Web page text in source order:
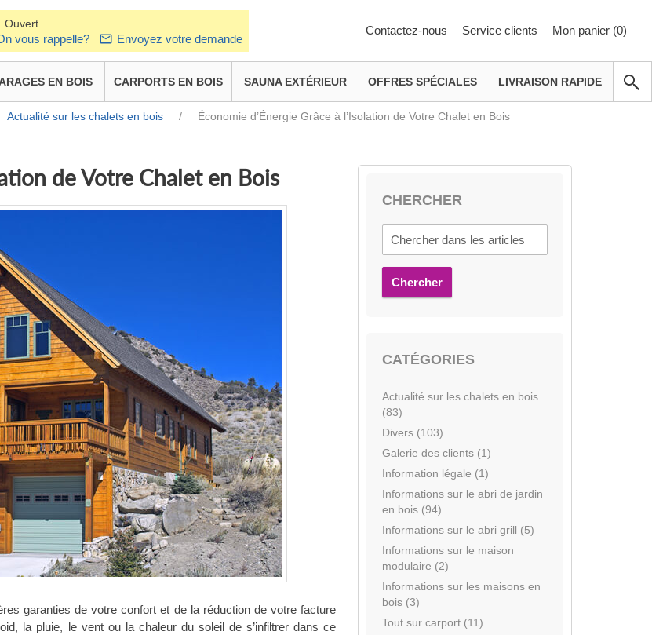
Ouvert
vous rappelle? Envoyez votre demande
Contactez-nous Service clients Mon panier (0)
EN BOIS CARPORTS EN BOIS SAUNA EXTÉRIEUR OFFRES SPÉCIALES LIVRAISON RAPIDE
Actualité sur les chalets en bois / Économie d’Énergie Grâce à l’Isolation de Votre Chalet en Bois
de Votre Chalet en Bois
garanties de votre confort et de la réduction de votre facture
la pluie, le vent ou la chaleur du soleil de s’infiltrer dans ce
CHERCHER
Chercher
CATÉGORIES
Actualité sur les chalets en bois
(83)
Divers (103)
Galerie des clients (1)
Information légale (1)
Informations sur le abri de jardin
en bois (94)
Informations sur le abri grill (5)
Informations sur le maison
modulaire (2)
Informations sur les maisons en
bois (3)
Tout sur carport (11)